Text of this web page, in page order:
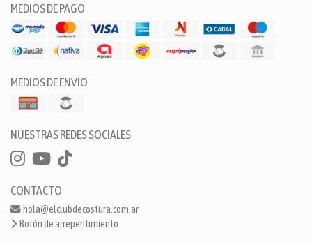
MEDIOS DE PAGO
MEDIOS DE ENVÍO
NUESTRAS REDES SOCIALES
CONTACTO
hola@elclubdecostura.com.ar
Botón de arrepentimiento